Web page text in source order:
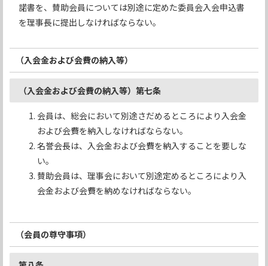
諾書を、賛助会員については別途に定めた委員会入会申込書
を理事長に提出しなければならない。
（入会金および会費の納入等）
（入会金および会費の納入等）第七条
会員は、総会において別途さだめるところにより入会金
および会費を納入しなければならない。
名誉会長は、入会金および会費を納入することを要しな
い。
賛助会員は、理事会において別途定めるところにより入
会金および会費を納めなければならない。
（会員の尊守事項）